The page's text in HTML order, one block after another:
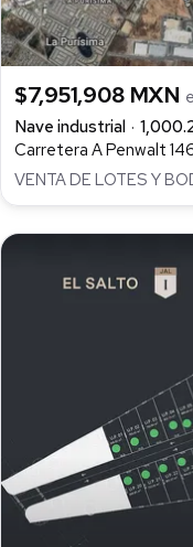
$7,951,908 MXN
Nave industrial
Carretera A Penwalt
VENTA DE LOTES Y